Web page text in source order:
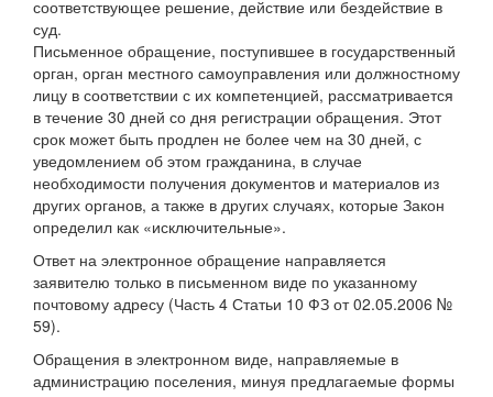
соответствующее решение, действие или бездействие в
суд.
Письменное обращение, поступившее в государственный
орган, орган местного самоуправления или должностному
лицу в соответствии с их компетенцией, рассматривается
в течение 30 дней со дня регистрации обращения. Этот
срок может быть продлен не более чем на 30 дней, с
уведомлением об этом гражданина, в случае
необходимости получения документов и материалов из
других органов, а также в других случаях, которые Закон
определил как «исключительные».
Ответ на электронное обращение направляется
заявителю только в письменном виде по указанному
почтовому адресу (Часть 4 Статьи 10 ФЗ от 02.05.2006 №
59).
Обращения в электронном виде, направляемые в
администрацию поселения, минуя предлагаемые формы